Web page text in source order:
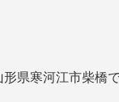
県寒河江市柴橋